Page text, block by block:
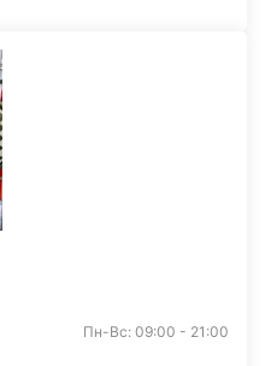
Пн-Вс: 09:00 - 21:00